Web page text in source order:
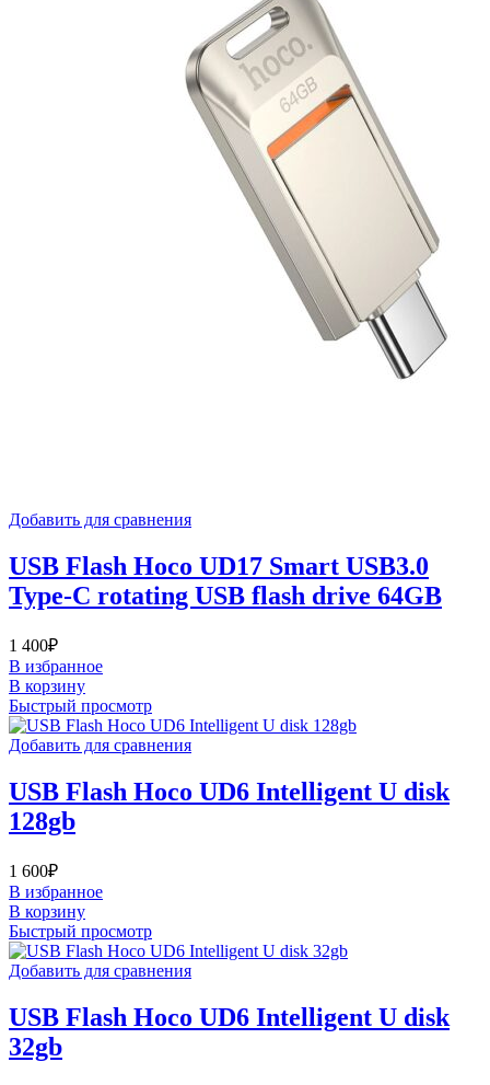
Добавить для сравнения
USB Flash Hoco UD17 Smart USB3.0
Type-C rotating USB flash drive 64GB
1 400₽
В избранное
В корзину
Быстрый просмотр
Добавить для сравнения
USB Flash Hoco UD6 Intelligent U disk
128gb
1 600₽
В избранное
В корзину
Быстрый просмотр
Добавить для сравнения
USB Flash Hoco UD6 Intelligent U disk
32gb